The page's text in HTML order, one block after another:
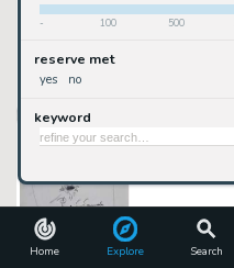
Home Explore Search
- 100 500
reserve met
yes no
keyword
Roba.